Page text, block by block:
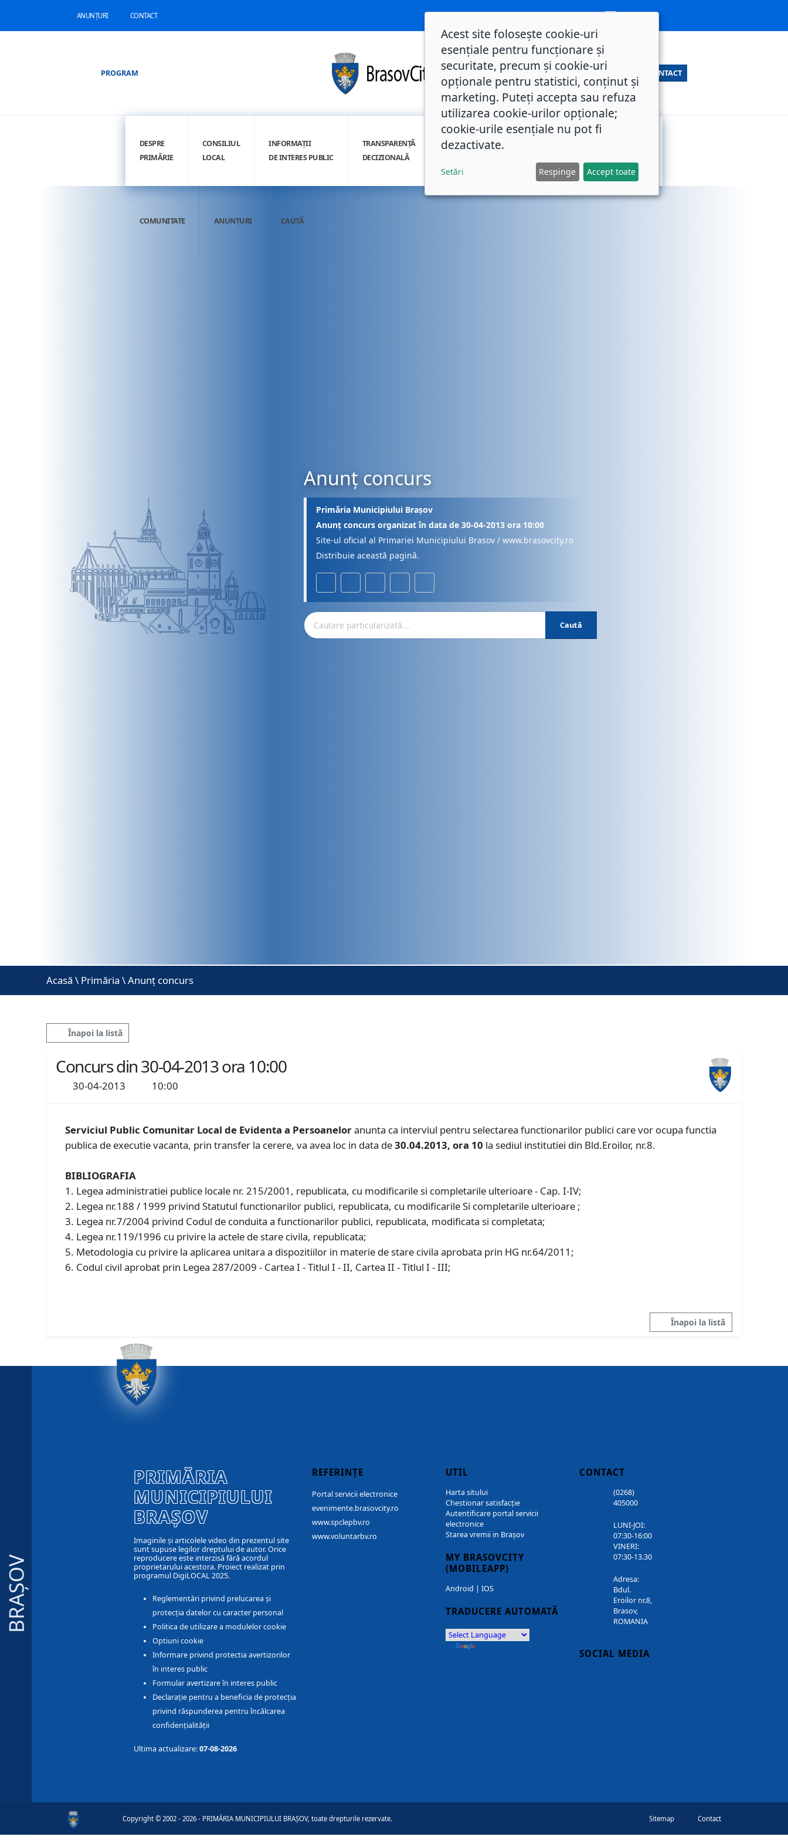
ANUNȚURI CONTACT
PROGRAM CONTACT
DESPRE
PRIMĂRIE
CONSILIUL
LOCAL
INFORMAȚII
DE INTERES PUBLIC
TRANSPARENȚĂ
DECIZIONALĂ
INTEGRITATE
COMUNITATE ANUNȚURI CAUTĂ
Anunț concurs
Primăria Municipiului Brașov
Anunț concurs organizat în data de 30-04-2013 ora 10:00
Site-ul oficial al Primariei Municipiului Brasov / www.brasovcity.ro
Distribuie această pagină.
Caută
Acasă \ Primăria \ Anunț concurs
Înapoi la listă
Concurs din 30-04-2013 ora 10:00
30-04-2013 10:00
Serviciul Public Comunitar Local de Evidenta a Persoaneloranunta ca interviul pentru selectarea functionarilor publici care vor ocupa functia
publica de executie vacanta, prin transfer la cerere, va avea loc in data de30.04.2013, ora 10 la sediul institutiei din Bld.Eroilor, nr.8.
BIBLIOGRAFIA
1. Legea administratiei publice locale nr. 215/2001, republicata, cu modificarile si completarile ulterioare - Cap. I-IV;
2. Legea nr.188 / 1999 privind Statutul functionarilor publici, republicata, cu modificarile Si completarile ulterioare ;
3. Legea nr.7/2004 privind Codul de conduita a functionarilor publici, republicata, modificata si completata;
4. Legea nr.119/1996 cu privire la actele de stare civila, republicata;
5. Metodologia cu privire la aplicarea unitara a dispozitiilor in materie de stare civila aprobata prin HG nr.64/2011;
6. Codul civil aprobat prin Legea 287/2009 - Cartea I - Titlul I - II, Cartea II - Titlul I - III;
Înapoi la listă
BRAȘOV
PRIMĂRIA
MUNICIPIULUI
BRAȘOV
Imaginile și articolele video din prezentul site
sunt supuse legilor dreptului de autor. Orice
reproducere este interzisă fără acordul
proprietarului acestora. Proiect realizat prin
programul DigiLOCAL 2025.
Reglementări privind prelucarea și
protecția datelor cu caracter personal
Politica de utilizare a modulelor cookie
Optiuni cookie
Informare privind protectia avertizorilor
în interes public
Formular avertizare în interes public
Declarație pentru a beneficia de protecția
privind răspunderea pentru încălcarea
confidențialității
Ultima actualizare:07-08-2026
REFERINȚE
Portal servicii electronice
evenimente.brasovcity.ro
www.spclepbv.ro
www.voluntarbv.ro
UTIL
Harta sitului
Chestionar satisfacție
Autentificare portal servicii
electronice
Starea vremii in Brașov
MY BRASOVCITY
(MOBILEAPP)
Android | IOS
TRADUCERE AUTOMATĂ
CONTACT
(0268)
405000
LUNI-JOI:
07:30-16:00
VINERI:
07:30-13.30
Adresa:
Bdul.
Eroilor nr.8,
Brasov,
ROMANIA
SOCIAL MEDIA
Copyright © 2002 - 2026 - PRIMĂRIA MUNICIPIULUI BRAȘOV, toate drepturile rezervate. Sitemap Contact
Acest site folosește cookie-uri
esențiale pentru funcționare și
securitate, precum și cookie-uri
opționale pentru statistici, conținut și
marketing. Puteți accepta sau refuza
utilizarea cookie-urilor opționale;
cookie-urile esențiale nu pot fi
dezactivate.
Setări Respinge Accept toate